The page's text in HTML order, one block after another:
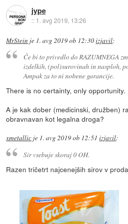
jype
:: 1. avg 2019, 13:26
MrStein je 1. avg 2019 ob 12:30izjavil:
Če bi to privedlo do RAZUMNEGA
izdelkih, (pol)surovinah in nasploh,
Ampak za to ni nobene garancije.
There is no certainty, only opportunity.
A je kak dober (medicinski, družben)
obravnavan kot legalna droga?
xmetallic je 1. avg 2019 ob 12:51 izjavil:
Sir vsebuje skoraj 0 OH.
Razen tričetrt najcenejših sirov v